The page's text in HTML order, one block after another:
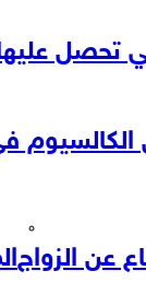
تحصل
عن الزواج